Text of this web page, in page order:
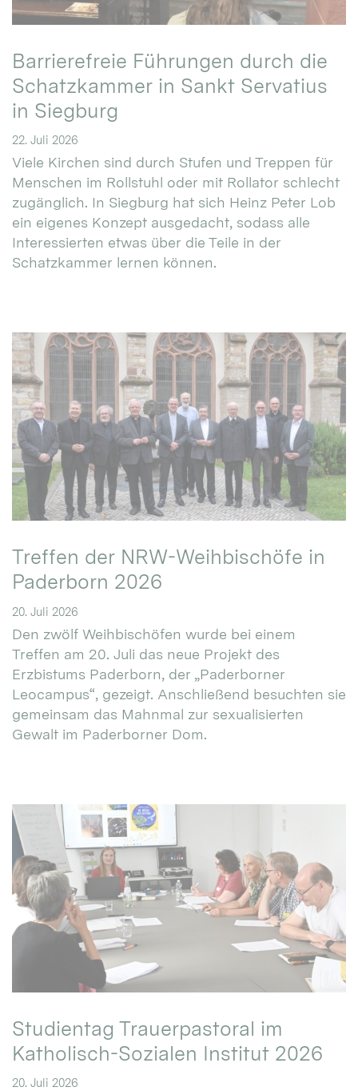
Barrierefreie Führungen durch die
Schatzkammer in Sankt Servatius
in Siegburg
22. Juli 2026
Viele Kirchen sind durch Stufen und Treppen für
Menschen im Rollstuhl oder mit Rollator schlecht
zugänglich. In Siegburg hat sich Heinz Peter Lob
ein eigenes Konzept ausgedacht, sodass alle
Interessierten etwas über die Teile in der
Schatzkammer lernen können.
Treffen der NRW-Weihbischöfe in
Paderborn 2026
20. Juli 2026
Den zwölf Weihbischöfen wurde bei einem
Treffen am 20. Juli das neue Projekt des
Erzbistums Paderborn, der „Paderborner
Leocampus“, gezeigt. Anschließend besuchten sie
gemeinsam das Mahnmal zur sexualisierten
Gewalt im Paderborner Dom.
Studientag Trauerpastoral im
Katholisch-Sozialen Institut 2026
20. Juli 2026